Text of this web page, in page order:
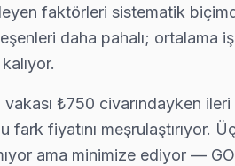
faktörleri sistematik
daha pahalı;
₺750 civarındayken
fark fiyatını
ama minimize ediyor —